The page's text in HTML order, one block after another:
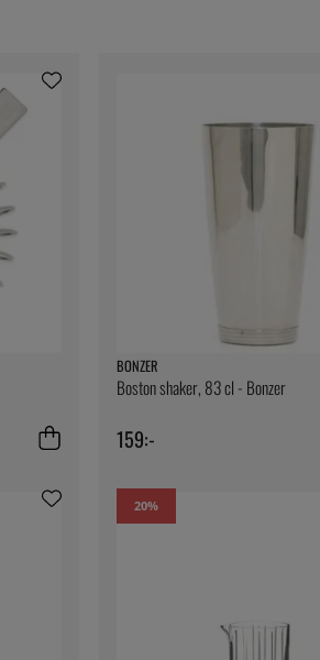
BONZER
Boston shaker, 83 cl - Bonzer
159:-
20%